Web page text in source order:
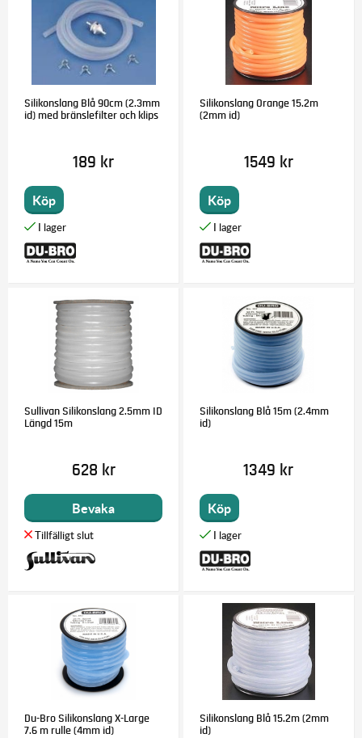
Silikonslang Blå 90cm (2.3mm
id) med bränslefilter och klips
189 kr
Köp
Silikonslang Orange 15.2m
(2mm id)
1549 kr
Köp
Sullivan Silikonslang 2.5mm ID
Längd 15m
628 kr
Bevaka
Silikonslang Blå 15m (2.4mm
id)
1349 kr
Köp
Du-Bro Silikonslang X-Large
7.6 m rulle (4mm id)
Silikonslang Blå 15.2m (2mm
id)